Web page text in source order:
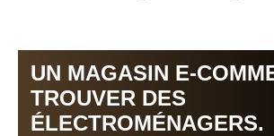
UN MAGASIN E-
TROUVER DES
ÉLECTROMÉNAGERS.